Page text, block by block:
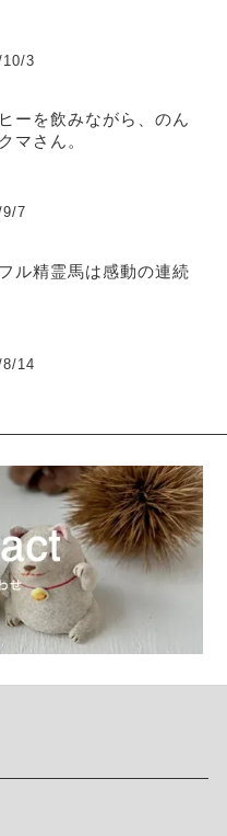
10/3
ーを飲みながら、のん
マさん。
9/7
ル精霊馬は感動の連続
8/14